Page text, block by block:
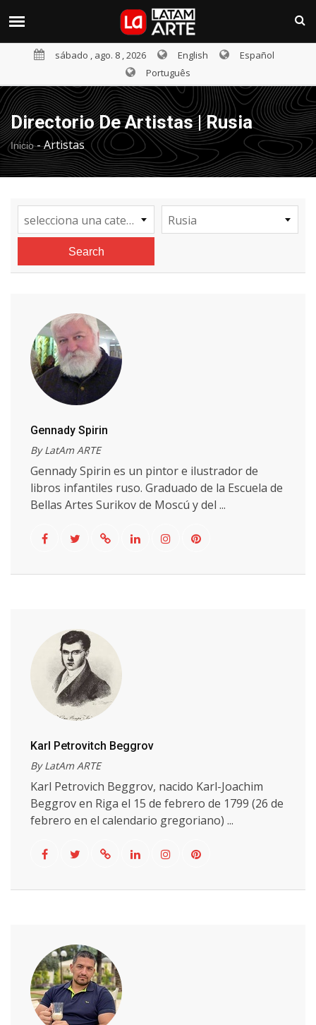
sábado , ago. 8 , 2026 English
Español
Português
Directorio De Artistas | Rusia
Inicio-Artistas
selecciona una categoría Rusia
Search
Gennady Spirin
By LatAm ARTE
Gennady Spirin es un pintor e ilustrador de
libros infantiles ruso. Graduado de la Escuela de
Bellas Artes Surikov de Moscú y del ...
Karl Petrovitch Beggrov
By LatAm ARTE
Karl Petrovich Beggrov, nacido Karl-Joachim
Beggrov en Riga el 15 de febrero de 1799 (26 de
febrero en el calendario gregoriano) ...